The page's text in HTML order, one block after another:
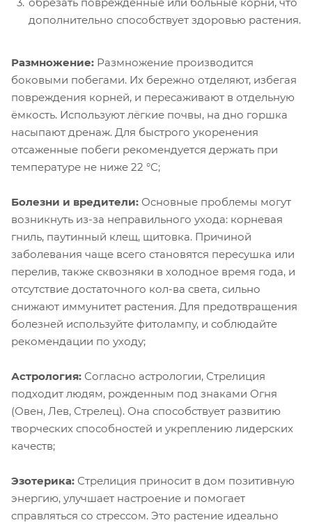
дополнительно способствует здоровью растения.
Размножение: Размножение производится
боковыми побегами. Их бережно отделяют, избегая
повреждения корней, и пересаживают в отдельную
ёмкость. Используют лёгкие почвы, на дно горшка
насыпают дренаж. Для быстрого укоренения
отсаженные побеги рекомендуется держать при
температуре не ниже 22 °C;
Болезни и вредители: Основные проблемы могут
возникнуть из-за неправильного ухода: корневая
гниль, паутинный клещ, щитовка. Причиной
заболевания чаще всего становятся пересушка или
перелив, также сквозняки в холодное время года, и
отсутствие достаточного кол-ва света, сильно
снижают иммунитет растения. Для предотвращения
болезней используйте фитолампу, и соблюдайте
рекомендации по уходу;
Астрология: Согласно астрологии, Стрелиция
подходит людям, рожденным под знаками Огня
(Овен, Лев, Стрелец). Она способствует развитию
творческих способностей и укреплению лидерских
качеств;
Эзотерика: Стрелиция приносит в дом позитивную
энергию, улучшает настроение и помогает
справляться со стрессом. Это растение идеально